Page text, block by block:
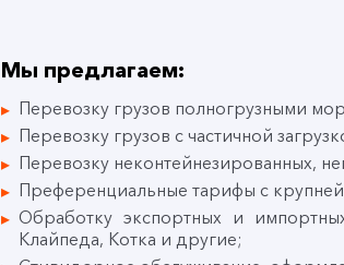
Мы предлагаем:
Перевозку грузов полногрузными
Перевозку грузов с частичной
Перевозку неконтейнезированных,
Преференциальные тарифы с
Обработку экспортных и
Клайпеда, Котка и другие;